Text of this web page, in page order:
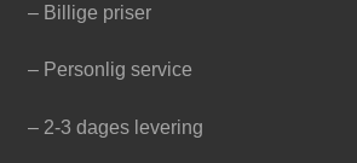
– Billige priser
– Personlig service
– 2-3 dages levering